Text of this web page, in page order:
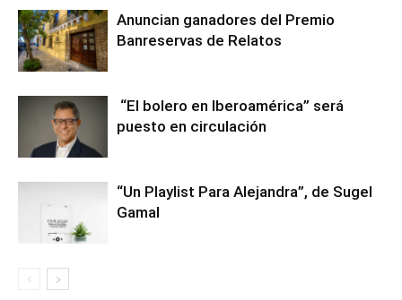
Anuncian ganadores del Premio
Banreservas de Relatos
“El bolero en Iberoamérica” será
puesto en circulación
“Un Playlist Para Alejandra”, de Sugel
Gamal